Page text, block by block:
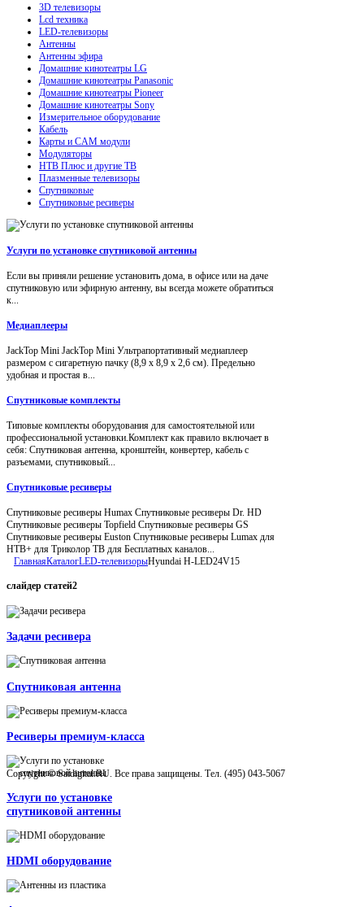
3D телевизоры
Lcd техника
LED-телевизоры
Антенны
Антенны эфира
Домашние кинотеатры LG
Домашние кинотеатры Panasonic
Домашние кинотеатры Pioneer
Домашние кинотеатры Sony
Измерительное оборудование
Кабель
Карты и CAM модули
Модуляторы
НТВ Плюс и другие ТВ
Плазменные телевизоры
Спутниковые
Спутниковые ресиверы
Услуги по установке спутниковой антенны
Если вы приняли решение установить дома, в офисе или на даче
спутниковую или эфирную антенну, вы всегда можете обратиться
к...
Медиаплееры
JackTop Mini JackTop Mini Ультрапортативный медиаплеер
размером с сигаретную пачку (8,9 x 8,9 x 2,6 см). Предельно
удобная и простая в...
Спутниковые комплекты
Типовые комплекты оборудования для самостоятельной или
профессиональной установки.Комплект как правило включает в
себя: Спутниковая антенна, кронштейн, конвертер, кабель с
разъемами, спутниковый...
Спутниковые ресиверы
Спутниковые ресиверы Humax Спутниковые ресиверы Dr. HD
Спутниковые ресиверы Topfield Спутниковые ресиверы GS
Спутниковые ресиверы Euston Спутниковые ресиверы Lumax для
НТВ+ для Триколор ТВ для Бесплатных каналов...
ГлавнаяКаталогLED-телевизорыHyundai H-LED24V15
слайдер статей2
Задачи ресивера
Спутниковая антенна
Ресиверы премиум-класса
Услуги по установке
спутниковой антенны
HDMI оборудование
Copyright © Satdigital.RU. Все права защищены. Тел. (495) 043-5067